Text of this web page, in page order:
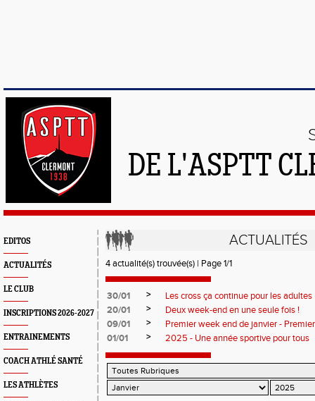
DE L'ASPTT
EDITOS
ACTUALITÉS
LE CLUB
INSCRIPTIONS 2026-2027
ENTRAINEMENTS
COACH ATHLÉ SANTÉ
LES ATHLÈTES
ACTUALITÉS
4 actualité(s) trouvée(s) | Page 1/1
30/01 >
Les cross ça continue pour les adultes
20/01
>
Deux week-end en une seule fois !
09/01
>
Premier week end de janvier -
01/01
> 2025 - Une année sportive pour tous